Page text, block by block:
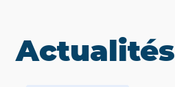
Actualités